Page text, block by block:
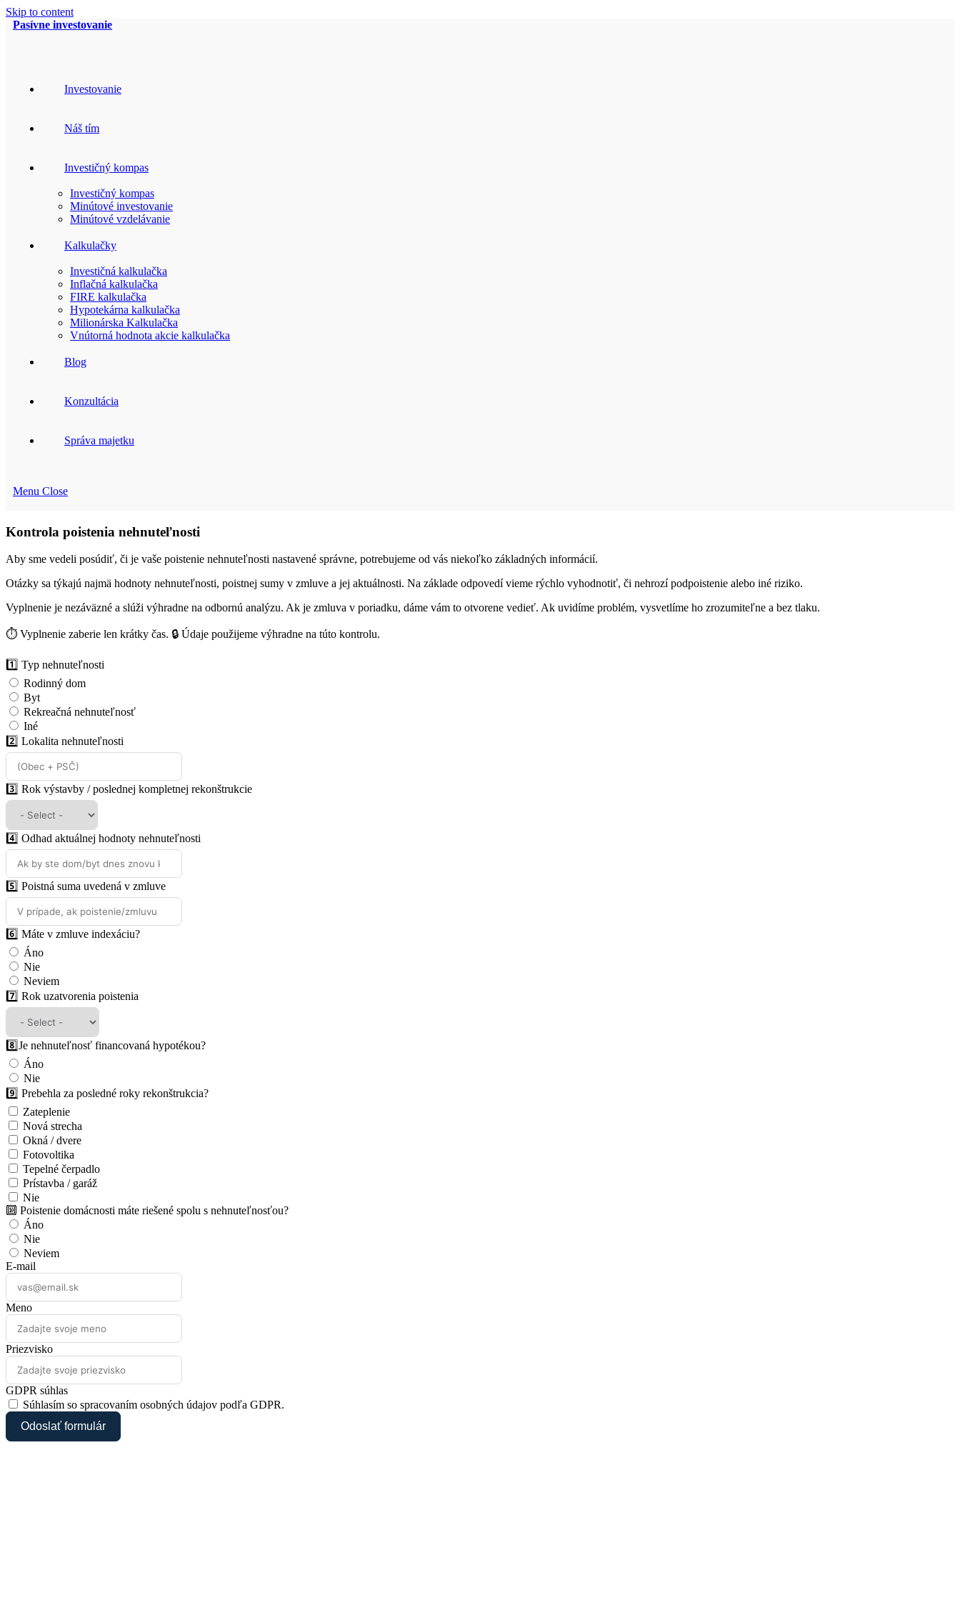
Skip to content
Pasívne investovanie
Investovanie
Náš tím
Investičný kompas
Investičný kompas
Minútové investovanie
Minútové vzdelávanie
Kalkulačky
Investičná kalkulačka
Inflačná kalkulačka
FIRE kalkulačka
Hypotekárna kalkulačka
Milionárska Kalkulačka
Vnútorná hodnota akcie kalkulačka
Blog
Konzultácia
Správa majetku
Menu Close
Kontrola poistenia nehnuteľnosti
Aby sme vedeli posúdiť, či je vaše poistenie nehnuteľnosti nastavené správne, potrebujeme od vás niekoľko základných informácií.
Otázky sa týkajú najmä hodnoty nehnuteľnosti, poistnej sumy v zmluve a jej aktuálnosti. Na základe odpovedí vieme rýchlo vyhodnotiť, či nehrozí podpoistenie alebo iné riziko.
Vyplnenie je nezáväzné a slúži výhradne na odbornú analýzu. Ak je zmluva v poriadku, dáme vám to otvorene vedieť. Ak uvidíme problém, vysvetlíme ho zrozumiteľne a bez tlaku.
⏱️ Vyplnenie zaberie len krátky čas. 🔒 Údaje použijeme výhradne na túto kontrolu.
1️⃣ Typ nehnuteľnosti
Rodinný dom
Byt
Rekreačná nehnuteľnosť
Iné
2️⃣ Lokalita nehnuteľnosti
3️⃣ Rok výstavby / poslednej kompletnej rekonštrukcie
4️⃣ Odhad aktuálnej hodnoty nehnuteľnosti
5️⃣ Poistná suma uvedená v zmluve
6️⃣ Máte v zmluve indexáciu?
Áno
Nie
Neviem
7️⃣ Rok uzatvorenia poistenia
8️⃣Je nehnuteľnosť financovaná hypotékou?
Áno
Nie
9️⃣ Prebehla za posledné roky rekonštrukcia?
Zateplenie
Nová strecha
Okná / dvere
Fotovoltika
Tepelné čerpadlo
Prístavba / garáž
Nie
🔟 Poistenie domácnosti máte riešené spolu s nehnuteľnosťou?
Áno
Nie
Neviem
E-mail
Meno
Priezvisko
GDPR súhlas
Súhlasím so spracovaním osobných údajov podľa GDPR.
Odoslať formulár